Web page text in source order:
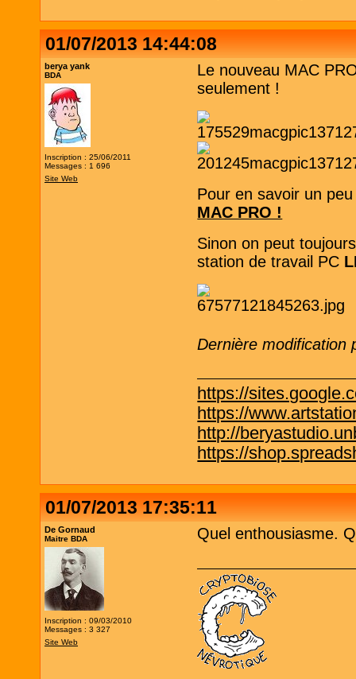
01/07/2013 14:44:08
berya yank
BDA
Inscription : 25/06/2011
Messages : 1 696
Site Web
Le nouveau MAC
seulement !
Pour en savoir un
MAC PRO !
Sinon on peut
station de travail PC
Dernière modification
https://
https://
http://
https://
01/07/2013 17:35:11
De Gornaud
Maitre BDA
Inscription : 09/03/2010
Messages : 3 327
Site Web
Quel enthousiasme.